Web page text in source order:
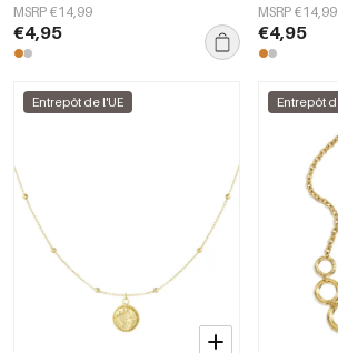
MSRP €14,99
€4,95
MSRP €14,99
€4,95
Entrepôt de l'UE Entrepôt